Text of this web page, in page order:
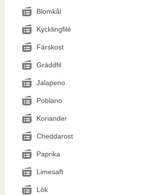
Blomkål
Kycklingfilé
Färskost
Gräddfil
Jalapeno
Poblano
Koriander
Cheddarost
Paprika
Limesaft
Lök